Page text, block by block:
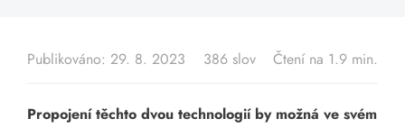
Publikováno: 29. 8. 2023 386 slov Čtení na 1.9 min.
Propojení těchto dvou technologií by možná ve svém